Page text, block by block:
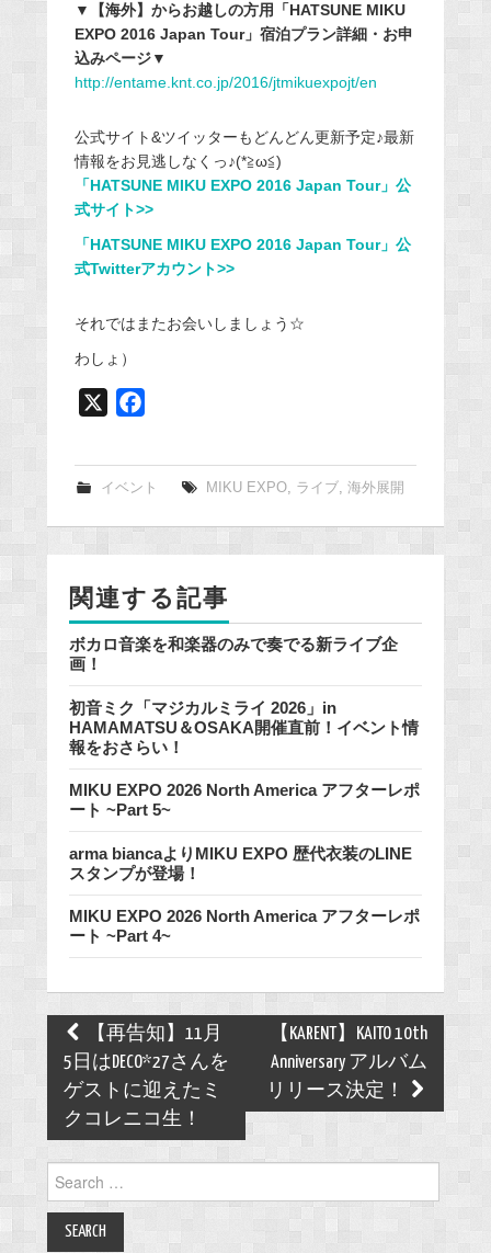
▼【海外】からお越しの方用「HATSUNE MIKU
EXPO 2016 Japan Tour」宿泊プラン詳細・お申
込みページ▼
http://entame.knt.co.jp/2016/jtmikuexpojt/en
公式サイト&ツイッターもどんどん更新予定♪最新
情報をお見逃しなくっ♪(*≧ω≦)
「HATSUNE MIKU EXPO 2016 Japan Tour」公
式サイト>>
「HATSUNE MIKU EXPO 2016 Japan Tour」公
式Twitterアカウント>>
それではまたお会いしましょう☆
わしょ）
e
k
イベント MIKU EXPO, ライブ, 海外展開
関連する記事
ボカロ音楽を和楽器のみで奏でる新ライブ企
画！
初音ミク「マジカルミライ 2026」in
HAMAMATSU＆OSAKA開催直前！イベント情
報をおさらい！
MIKU EXPO 2026 North America アフターレポ
ート ~Part 5~
arma biancaよりMIKU EXPO 歴代衣装のLINE
スタンプが登場！
MIKU EXPO 2026 North America アフターレポ
ート ~Part 4~
Post
navigation
【再告知】11月
5日はDECO*27さんを
ゲストに迎えたミ
クコレニコ生！
【KARENT】KAITO 10th
Anniversary アルバム
リリース決定！
for: